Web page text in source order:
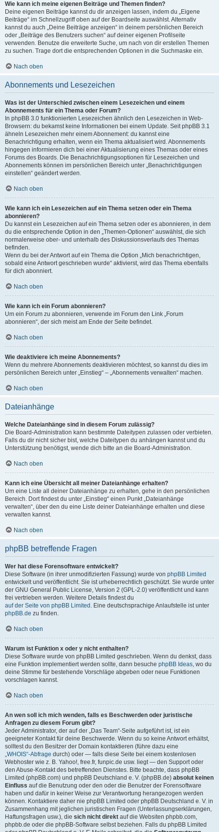
Wie kann ich meine eigenen Beiträge und Themen finden?
Deine eigenen Beiträge kannst du dir anzeigen lassen, indem du „Eigene
Beiträge“ im Schnellzugriff oben auf der Boardseite auswählst. Alternativ
kannst du auch „Deine Beiträge anzeigen“ in deinem persönlichen Bereich
oder „Beiträge des Benutzers suchen“ auf deiner eigenen Profilseite
verwenden. Benutze die erweiterte Suche, um nach von dir erstellen Themen
zu suchen. Trage dort die entsprechenden Optionen in die Suchmaske ein.
Nach oben
Abonnements und Lesezeichen
Was ist der Unterschied zwischen einem Lesezeichen und einem
Abonnements für ein Thema oder Forum?
In phpBB 3.0 funktionierten Lesezeichen ähnlich den Lesezeichen in Web-
Browsern: du bekamst keine Informationen bei einem Update. Seit phpBB 3.1
ähneln Lesezeichen mehr einem Abonnement: du kannst eine
Benachrichtigung erhalten, wenn ein Thema aktualisiert wird. Abonnements
hingegen informieren dich bei einer Aktualisierung eines Themas oder eines
Forums des Boards. Die Benachrichtigungsoptionen für Lesezeichen und
Abonnements können im persönlichen Bereich unter „Benachrichtigungen
einstellen“ geändert werden.
Nach oben
Wie kann ich ein Lesezeichen auf ein Thema setzen oder ein Thema
abonnieren?
Du kannst ein Lesezeichen auf ein Thema setzen oder es abonnieren, in dem
du die entsprechende Option in den „Themen-Optionen“ auswählst, die sich
normalerweise ober- und unterhalb des Diskussionsverlaufs des Themas
befinden.
Wenn du bei der Antwort auf ein Thema die Option „Mich benachrichtigen,
sobald eine Antwort geschrieben wurde“ aktivierst, wird das Thema ebenfalls
für dich abonniert.
Nach oben
Wie kann ich ein Forum abonnieren?
Um ein Forum zu abonnieren, verwende im Forum den Link „Forum
abonnieren“, der sich meist am Ende der Seite befindet.
Nach oben
Wie deaktiviere ich meine Abonnements?
Wenn du mehrere Abonnements deaktivieren möchtest, so kannst du dies im
persönlichen Bereich unter „Einstieg“ – „Abonnements verwalten“ machen.
Nach oben
Dateianhänge
Welche Dateianhänge sind in diesem Forum zulässig?
Die Board-Administration kann bestimmte Dateitypen zulassen oder verbieten.
Falls du dir nicht sicher bist, welche Dateitypen du anhängen kannst und du
Unterstützung benötigst, wende dich bitte an die Board-Administration.
Nach oben
Kann ich eine Übersicht all meiner Dateianhänge erhalten?
Um eine Liste all deiner Dateianhänge zu erhalten, gehe in den persönlichen
Bereich. Dort findest du unter „Einstieg“ einen Punkt „Dateianhänge
verwalten“, über den du eine Liste deiner Dateianhänge erhalten und diese
verwalten kannst.
Nach oben
phpBB betreffende Fragen
Wer hat diese Forensoftware entwickelt?
Diese Software (in ihrer unmodifizierten Fassung) wurde von phpBB Limited
entwickelt und veröffentlicht. Sie ist urheberrechtlich geschützt. Sie wurde unter
der GNU General Public License, Version 2 (GPL-2.0) veröffentlicht und kann
frei vertrieben werden. Weitere Details findest du
auf der Seite von phpBB Limited . Eine deutschsprachige Anlaufstelle ist unter
phpBB.de zu finden.
Nach oben
Warum ist Funktion x oder y nicht enthalten?
Diese Software wurde von phpBB Limited geschrieben. Wenn du denkst, dass
eine Funktion implementiert werden sollte, dann besuche phpBB Ideas, wo du
deine Stimme für bestehende Vorschläge abgeben oder neue Funktionen
vorschlagen kannst.
Nach oben
An wen soll ich mich wenden, falls es Beschwerden oder juristische
Anfragen zu diesem Forum gibt?
Jeder Administrator, der auf der „Das Team“-Seite aufgeführt ist, ist ein
geeigneter Kontakt für deine Beschwerde. Wenn du so keine Antwort erhältst,
solltest du den Besitzer der Domain kontaktieren (führe dazu eine
„WHOIS“-Abfrage durch) oder — falls diese Seite bei einem kostenlosen
Webhoster wie z. B. Yahoo!, free.fr, funpic.de usw. liegt — den Support oder
den Abuse-Kontakt des betreffenden Dienstes. Bitte beachte, dass phpBB
Limited (phpBB.com) und phpBB Deutschland e. V. (phpBB.de) absolut keinen
Einfluss auf die Benutzung oder den oder die Benutzer der Forensoftware
haben und dafür in keiner Weise zur Verantwortung herangezogen werden
können. Kontaktiere daher nie phpBB Limited oder phpBB Deutschland e. V. in
Zusammenhang mit jeglichen juristischen Fragen (Unterlassungserklärungen,
Haftungsfragen usw.), die sich nicht direkt auf die Websiten phpbb.com,
phpbb.de oder die phpBB-Software selbst beziehen. Falls du phpBB Limited